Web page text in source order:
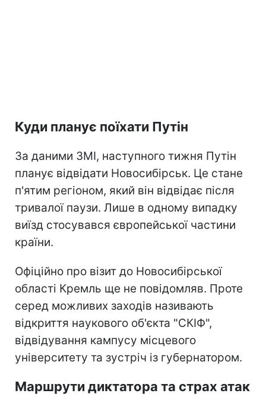
Куди планує поїхати Путін
За даними ЗМІ, наступного тижня Путін
планує відвідати Новосибірськ. Це стане
п'ятим регіоном, який він відвідає після
тривалої паузи. Лише в одному випадку
виїзд стосувався європейської частини
країни.
Офіційно про візит до Новосибірської
області Кремль ще не повідомляв. Проте
серед можливих заходів називають
відкриття наукового об'єкта "СКІФ",
відвідування кампусу місцевого
університету та зустріч із губернатором.
Маршрути диктатора та страх атак